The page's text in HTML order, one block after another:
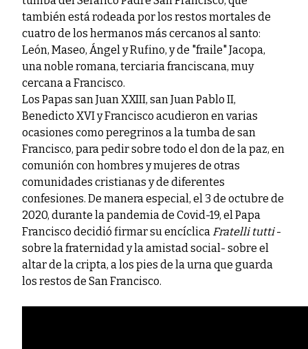
también está rodeada por los restos mortales de
cuatro de los hermanos más cercanos al santo:
León, Maseo, Ángel y Rufino, y de "fraile" Jacopa,
una noble romana, terciaria franciscana, muy
cercana a Francisco.
Los Papas san Juan XXIII, san Juan Pablo II,
Benedicto XVI y Francisco acudieron en varias
ocasiones como peregrinos a la tumba de san
Francisco, para pedir sobre todo el don de la paz, en
comunión con hombres y mujeres de otras
comunidades cristianas y de diferentes
confesiones. De manera especial, el 3 de octubre de
2020, durante la pandemia de Covid-19, el Papa
Francisco decidió firmar su encíclica Fratelli tutti-
sobre la fraternidad y la amistad social- sobre el
altar de la cripta, a los pies de la urna que guarda
los restos de San Francisco.